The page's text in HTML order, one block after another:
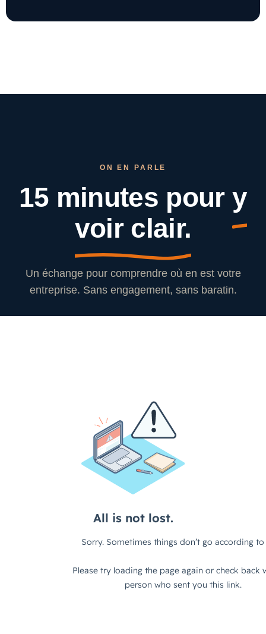
ON EN PARLE
15 minutes pour y
voir clair.
Un échange pour comprendre où en est votre
entreprise. Sans engagement, sans baratin.